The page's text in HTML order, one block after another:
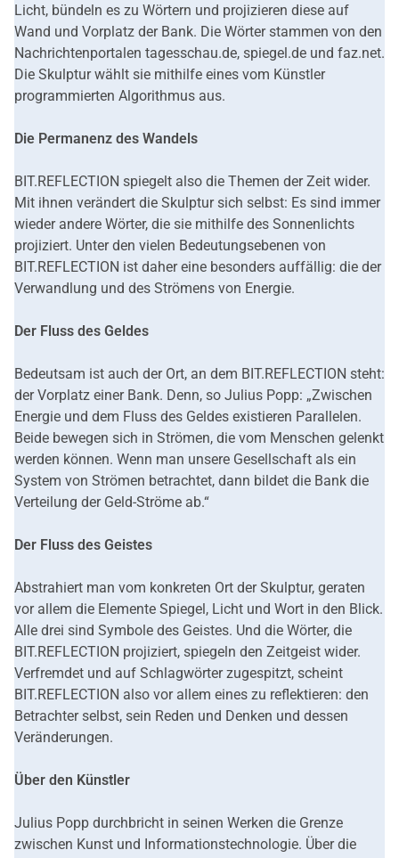
Licht, bündeln es zu Wörtern und projizieren diese auf
Wand und Vorplatz der Bank. Die Wörter stammen von den
Nachrichtenportalen tagesschau.de, spiegel.de und faz.net.
Die Skulptur wählt sie mithilfe eines vom Künstler
programmierten Algorithmus aus.
Die Permanenz des Wandels
BIT.REFLECTION spiegelt also die Themen der Zeit wider.
Mit ihnen verändert die Skulptur sich selbst: Es sind immer
wieder andere Wörter, die sie mithilfe des Sonnenlichts
projiziert. Unter den vielen Bedeutungsebenen von
BIT.REFLECTION ist daher eine besonders auffällig: die der
Verwandlung und des Strömens von Energie.
Der Fluss des Geldes
Bedeutsam ist auch der Ort, an dem BIT.REFLECTION steht:
der Vorplatz einer Bank. Denn, so Julius Popp: „Zwischen
Energie und dem Fluss des Geldes existieren Parallelen.
Beide bewegen sich in Strömen, die vom Menschen gelenkt
werden können. Wenn man unsere Gesellschaft als ein
System von Strömen betrachtet, dann bildet die Bank die
Verteilung der Geld-Ströme ab.“
Der Fluss des Geistes
Abstrahiert man vom konkreten Ort der Skulptur, geraten
vor allem die Elemente Spiegel, Licht und Wort in den Blick.
Alle drei sind Symbole des Geistes. Und die Wörter, die
BIT.REFLECTION projiziert, spiegeln den Zeitgeist wider.
Verfremdet und auf Schlagwörter zugespitzt, scheint
BIT.REFLECTION also vor allem eines zu reflektieren: den
Betrachter selbst, sein Reden und Denken und dessen
Veränderungen.
Über den Künstler
Julius Popp durchbricht in seinen Werken die Grenze
zwischen Kunst und Informationstechnologie. Über die